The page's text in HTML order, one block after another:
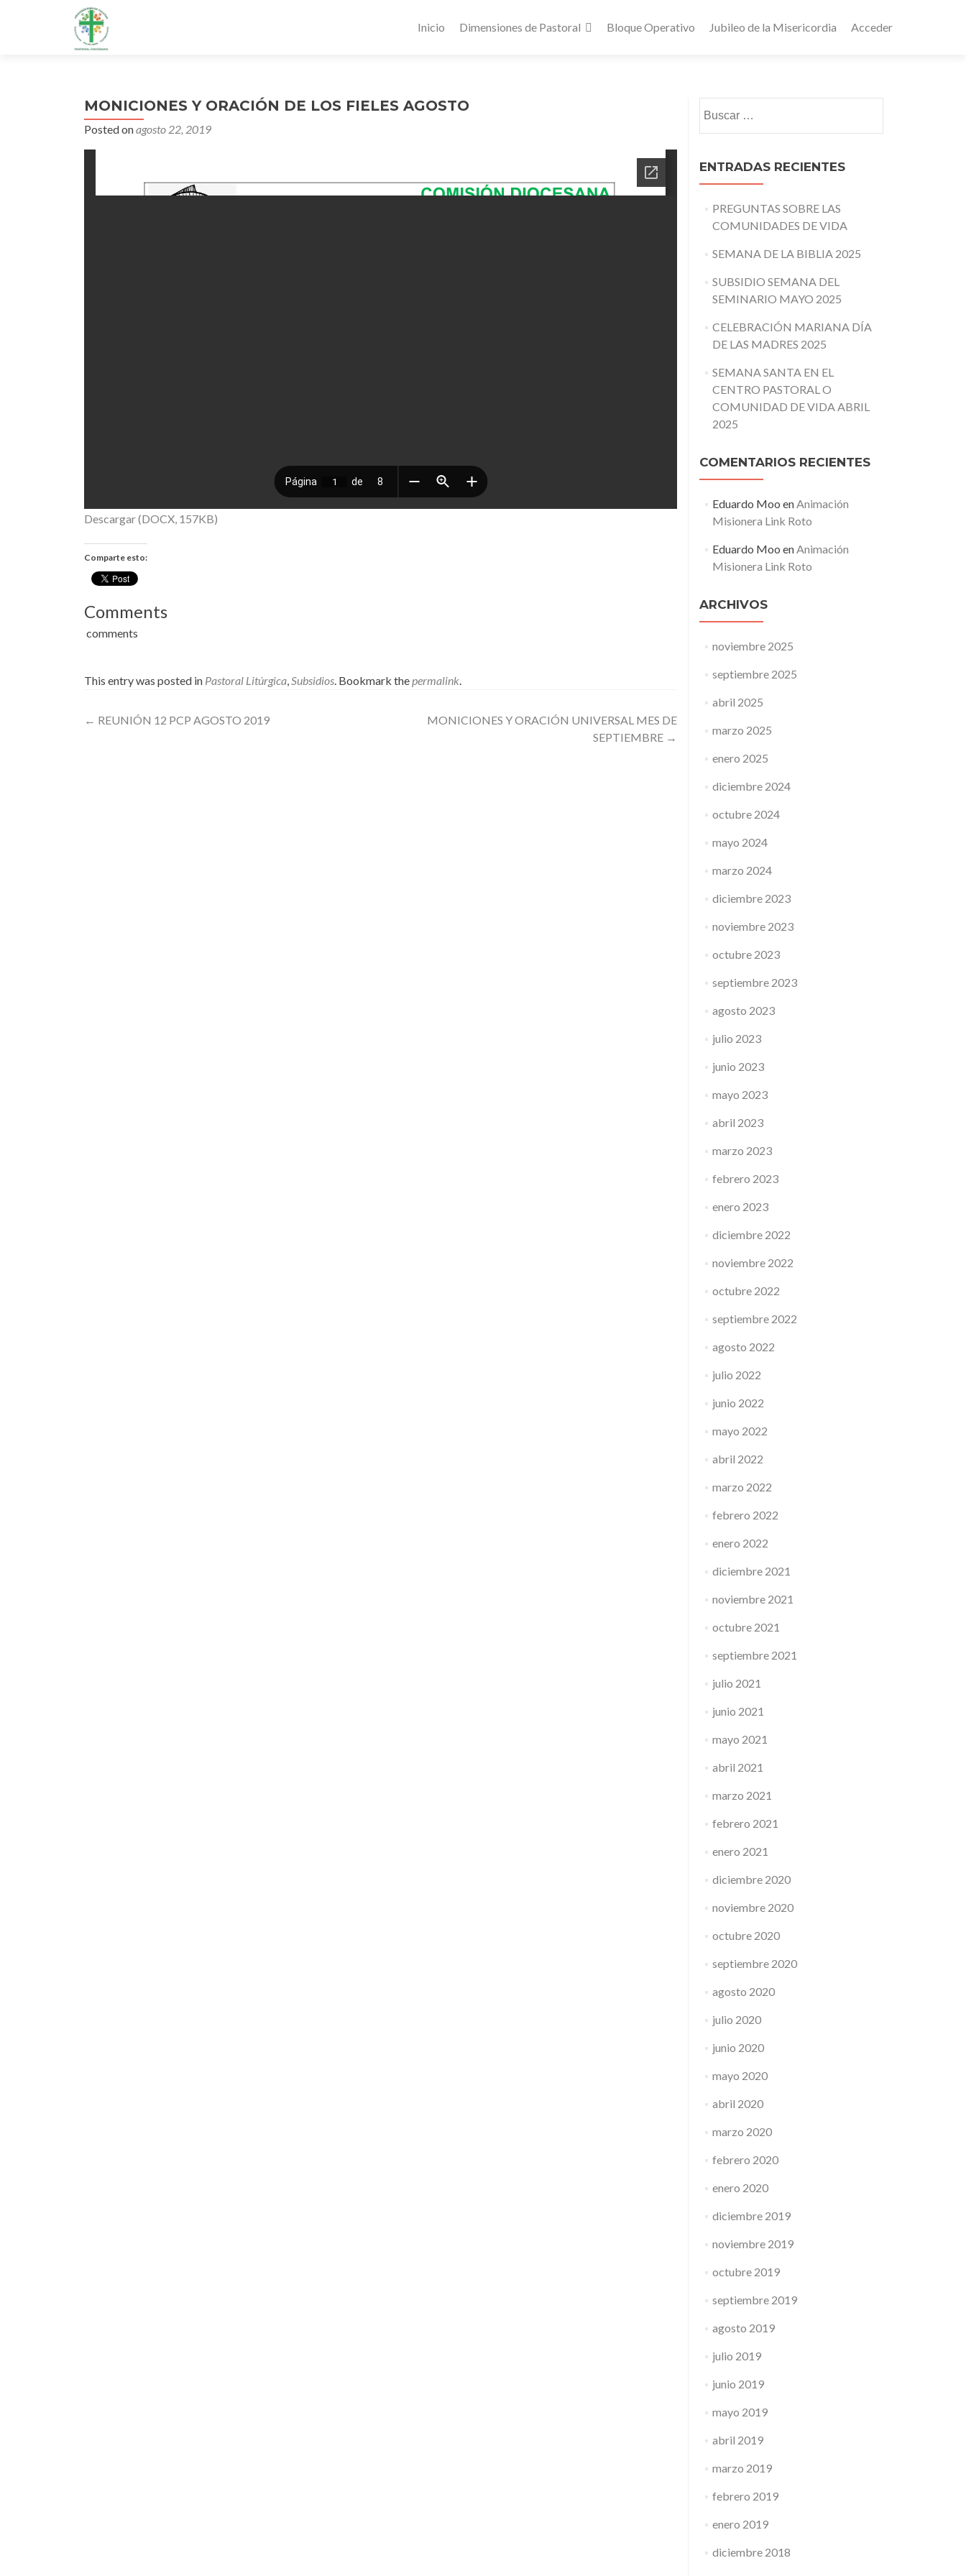
Inicio Dimensiones de Pastoral Bloque Operativo Jubileo de la Misericordia Acceder
MONICIONES Y ORACIÓN DE LOS FIELES AGOSTO
Posted onagosto 22, 2019
Descargar (DOCX, 157KB)
Comparte esto:
Comments
comments
This entry was posted in Pastoral Litúrgica,Subsidios. Bookmark thepermalink.
Post
← REUNIÓN 12 PCP AGOSTO 2019
MONICIONES Y ORACIÓN UNIVERSAL MES DE
SEPTIEMBRE →
ENTRADAS RECIENTES
PREGUNTAS SOBRE LAS
COMUNIDADES DE VIDA
SEMANA DE LA BIBLIA 2025
SUBSIDIO SEMANA DEL
SEMINARIO MAYO 2025
CELEBRACIÓN MARIANA DÍA
DE LAS MADRES 2025
SEMANA SANTA EN EL
CENTRO PASTORAL O
COMUNIDAD DE VIDA ABRIL
2025
COMENTARIOS RECIENTES
Eduardo Moo enAnimación
Misionera Link Roto
Eduardo Moo enAnimación
Misionera Link Roto
ARCHIVOS
noviembre 2025
septiembre 2025
abril 2025
marzo 2025
enero 2025
diciembre 2024
octubre 2024
mayo 2024
marzo 2024
diciembre 2023
noviembre 2023
octubre 2023
septiembre 2023
agosto 2023
julio 2023
junio 2023
mayo 2023
abril 2023
marzo 2023
febrero 2023
enero 2023
diciembre 2022
noviembre 2022
octubre 2022
septiembre 2022
agosto 2022
julio 2022
junio 2022
mayo 2022
abril 2022
marzo 2022
febrero 2022
enero 2022
diciembre 2021
noviembre 2021
octubre 2021
septiembre 2021
julio 2021
junio 2021
mayo 2021
abril 2021
marzo 2021
febrero 2021
enero 2021
diciembre 2020
noviembre 2020
octubre 2020
septiembre 2020
agosto 2020
julio 2020
junio 2020
mayo 2020
abril 2020
marzo 2020
febrero 2020
enero 2020
diciembre 2019
noviembre 2019
octubre 2019
septiembre 2019
agosto 2019
julio 2019
junio 2019
mayo 2019
abril 2019
marzo 2019
febrero 2019
enero 2019
diciembre 2018